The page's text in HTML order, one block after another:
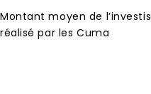
Montant moyen de
réalisé par les Cuma